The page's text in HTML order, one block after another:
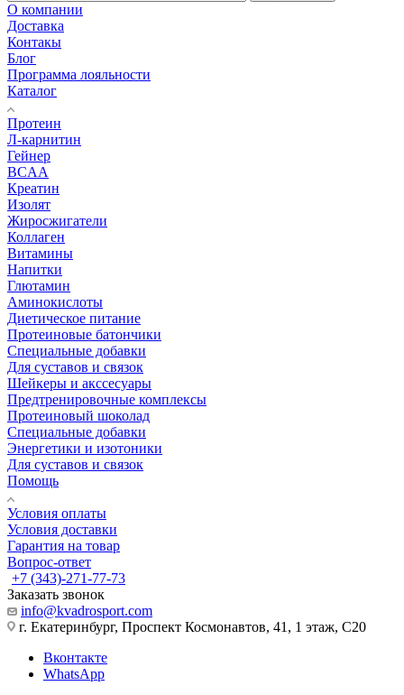
О компании
Доставка
Контакы
Блог
Программа лояльности
Каталог
Протеин
Л-карнитин
Гейнер
BCAA
Креатин
Изолят
Жиросжигатели
Коллаген
Витамины
Напитки
Глютамин
Аминокислоты
Диетическое питание
Протеиновые батончики
Специальные добавки
Для суставов и связок
Шейкеры и акссесуары
Предтренировочные комплексы
Протеиновый шоколад
Специальные добавки
Энергетики и изотоники
Для суставов и связок
Помощь
Условия оплаты
Условия доставки
Гарантия на товар
Вопрос-ответ
+7 (343)-271-77-73
Заказать звонок
info@kvadrosport.com
г. Екатеринбург, Проспект Космонавтов, 41, 1 этаж, С20
Вконтакте
WhatsApp